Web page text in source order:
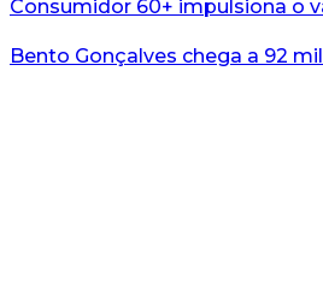
Bento Gonçalves chega a 92